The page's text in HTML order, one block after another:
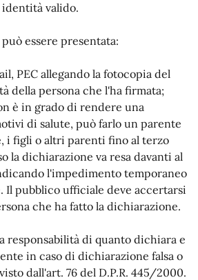
valido.
essere presentata:
PEC allegando la fotocopia del
della persona che l'ha firmata;
è in grado di rendere una
di salute, può farlo un parente
i figli o altri parenti fino al terzo
la dichiarazione va resa davanti al
l'impedimento temporaneo
Il pubblico ufficiale deve accertarsi
che ha fatto la dichiarazione.
responsabilità di quanto dichiara e
in caso di dichiarazione falsa o
dall'art. 76 del D.P.R. 445/2000.